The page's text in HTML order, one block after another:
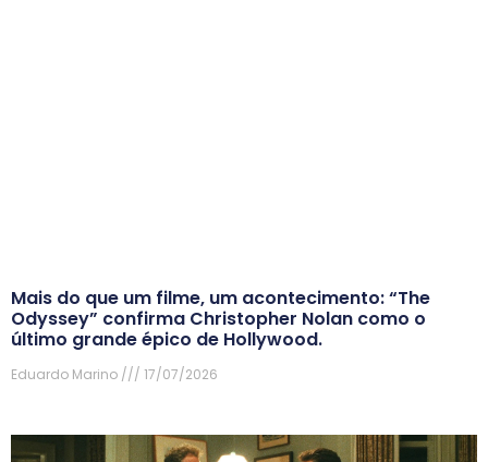
Mais do que um filme, um acontecimento: “The
Odyssey” confirma Christopher Nolan como o
último grande épico de Hollywood.
Eduardo Marino 17/07/2026